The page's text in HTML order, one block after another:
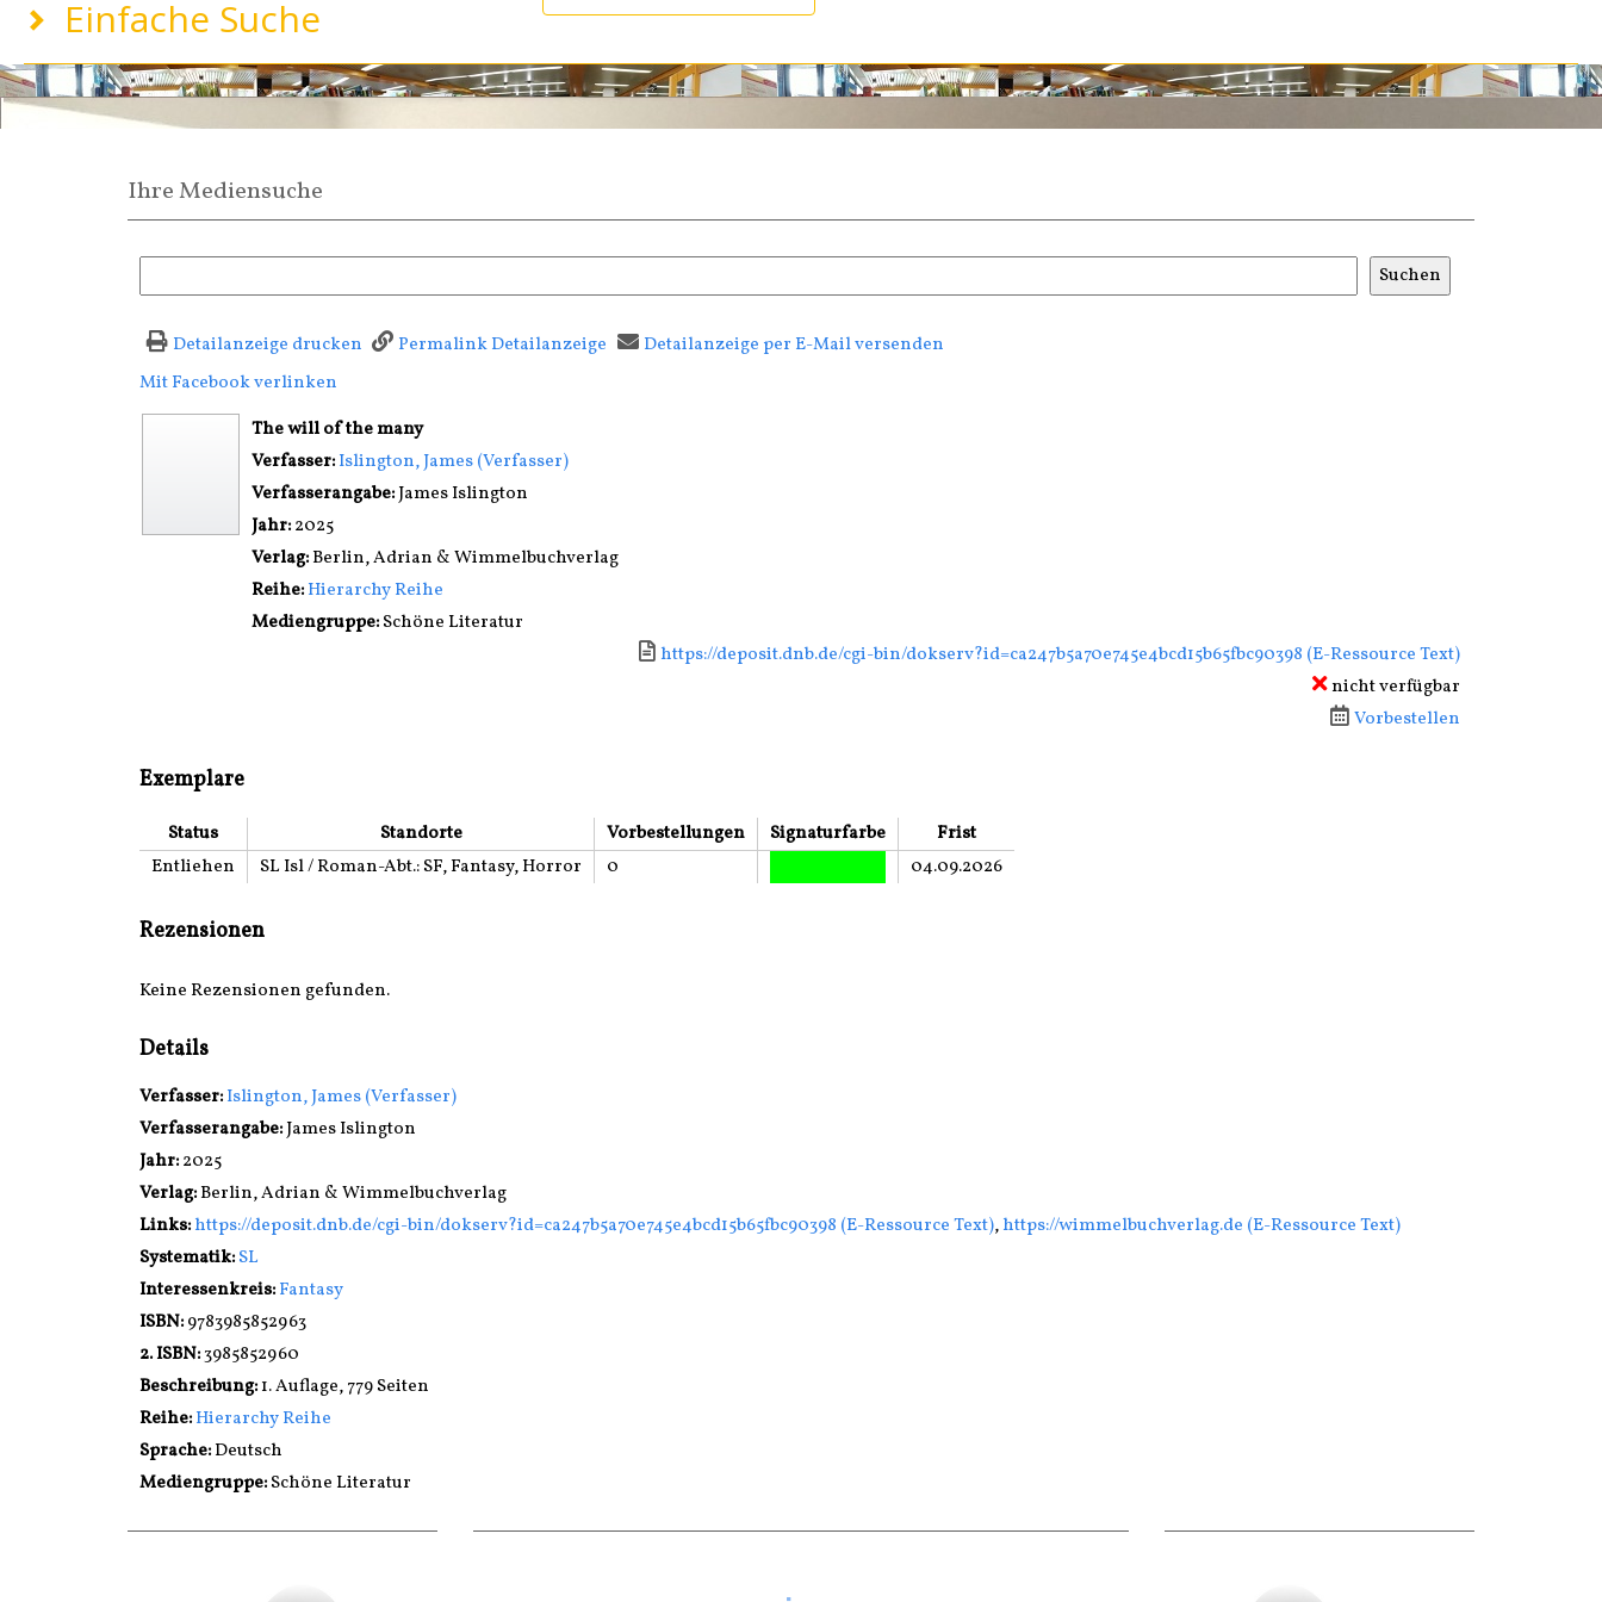
Einfache Suche
Ihre Mediensuche
Detailanzeige drucken Permalink Detailanzeige
Detailanzeige per E-Mail versenden
Mit Facebook verlinken
wird in neuem Tab geöffnet
The will of the many
Verfasser:Suche nach diesem Verfasser
Islington, James (Verfasser)
Verfasserangabe:James Islington
Jahr:2025
Verlag:Berlin, Adrian & Wimmelbuchverlag
Reihe:Hierarchy Reihe
Mediengruppe:Schöne Literatur
Link zu einem externen Medieninhalt - wird in neuem Tab geöffnet
https://deposit.dnb.de/cgi-bin/dokserv?id=ca247b5a70e745e4bcd15b65fbc90398 (E-Ressource Text)
nicht verfügbar
Vorbestellen
Exemplare
Status Standorte Vorbestellungen Signaturfarbe
Frist
Entliehen
SL Isl / Roman-Abt.: SF, Fantasy, Horror 0 04.09.2026
Rezensionen
Keine Rezensionen gefunden.
Details
Verfasser:Suche nach diesem Verfasser
Islington, James (Verfasser)
Verfasserangabe:James Islington
Jahr:2025
Verlag:Berlin, Adrian & Wimmelbuchverlag
opens in new tab
Links:Diesen Link in neuem Tab öffnen
https://deposit.dnb.de/cgi-bin/dokserv?id=ca247b5a70e745e4bcd15b65fbc90398 (E-Ressource Text),https://wimmelbuchverlag.de (E-Ressource Text)
Systematik:Suche nach dieser Systematik
SL
Interessenkreis:Suche nach diesem Interessenskreis
Fantasy
ISBN:9783985852963
2. ISBN:3985852960
Beschreibung:1. Auflage, 779 Seiten
Reihe:Hierarchy Reihe
Suche nach dieser Beteiligten Person
Sprache:Deutsch
Mediengruppe:Schöne Literatur